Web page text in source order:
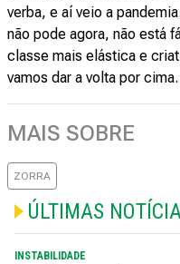
verba, e aí veio a
não pode agora, não está
classe mais elástica e
vamos dar a volta por
MAIS SOBRE
ZORRA
ÚLTIMAS
INSTABILIDADE